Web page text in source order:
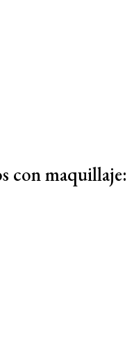
con maquillaje: